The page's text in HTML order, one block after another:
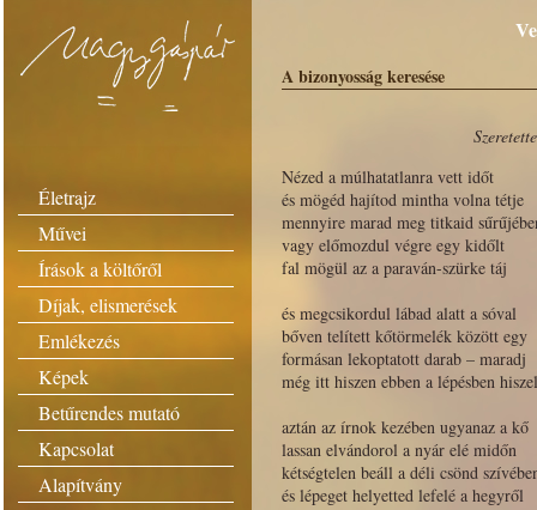
Életrajz
Művei
Írások a költőről
Díjak, elismerések
Emlékezés
Képek
Betűrendes mutató
Kapcsolat
Alapítvány
A bizonyosság keresése
Nézed a múlhatatlanra vett időt
és mögéd hajítod mintha volna tétje
mennyire marad meg titkaid
vagy előmozdul végre egy kidőlt
fal mögül az a paraván-szürke táj
és megcsikordul lábad alatt a sóval
bőven telített kőtörmelék között egy
formásan lekoptatott darab – maradj
még itt hiszen ebben a lépésben hiszel
aztán az írnok kezében ugyanaz a kő
lassan elvándorol a nyár elé midőn
kétségtelen beáll a déli csönd
és lépeget helyetted lefelé a hegyről